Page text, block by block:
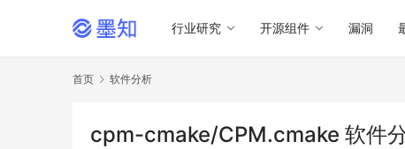
行业研究 开源组件 漏洞
首页 软件分析
cpm-cmake/CPM.cmake 软件